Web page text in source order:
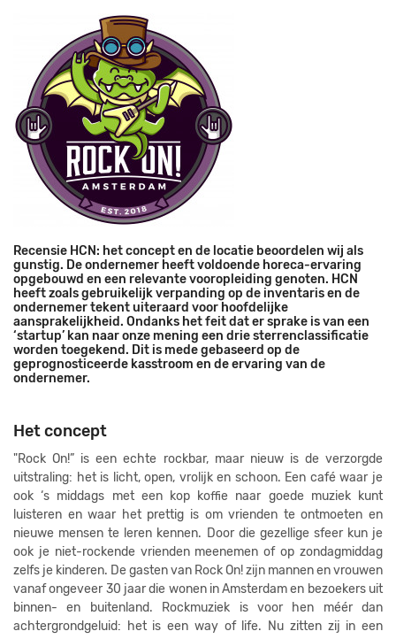
Recensie HCN: het concept en de locatie beoordelen wij als
gunstig. De ondernemer heeft voldoende horeca-ervaring
opgebouwd en een relevante vooropleiding genoten. HCN
heeft zoals gebruikelijk verpanding op de inventaris en de
ondernemer tekent uiteraard voor hoofdelijke
aansprakelijkheid. Ondanks het feit dat er sprake is van een
‘startup’ kan naar onze mening een drie sterrenclassificatie
worden toegekend. Dit is mede gebaseerd op de
geprognosticeerde kasstroom en de ervaring van de
ondernemer.
Het concept
"Rock On!” is een echte rockbar, maar nieuw is de verzorgde
uitstraling: het is licht, open, vrolijk en schoon. Een café waar je
ook ‘s middags met een kop koffie naar goede muziek kunt
luisteren en waar het prettig is om vrienden te ontmoeten en
nieuwe mensen te leren kennen. Door die gezellige sfeer kun je
ook je niet-rockende vrienden meenemen of op zondagmiddag
zelfs je kinderen. De gasten van Rock On! zijn mannen en vrouwen
vanaf ongeveer 30 jaar die wonen in Amsterdam en bezoekers uit
binnen- en buitenland. Rockmuziek is voor hen méér dan
achtergrondgeluid: het is een way of life. Nu zitten zij in een